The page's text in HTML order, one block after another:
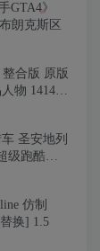
GTA4》
朗克斯区
整合版 原版
物 1414辆
] 各个星球
画质-环境-
圣安地列
级跑酷
仿制
换] 1.5
GTA4》
朗克斯区
合版 原版
物 1414辆
] 各个星球
画质-环境-
圣安地列
级跑酷
仿制
换] 1.5